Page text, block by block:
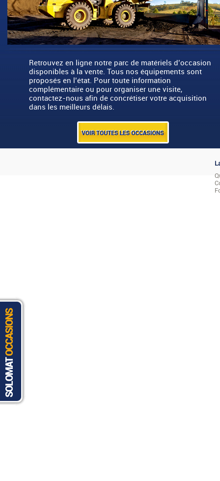
Retrouvez en ligne notre parc de matériels d’occasion
disponibles à la vente. Tous nos équipements sont
proposés en l’état. Pour toute information
complémentaire ou pour organiser une visite,
contactez-nous afin de concrétiser votre acquisition
dans les meilleurs délais.